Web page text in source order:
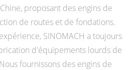
proposant des engins de
de routes et de fondations.
SINOMACH a toujours
d'équipements lourds de
fournissons des engins de